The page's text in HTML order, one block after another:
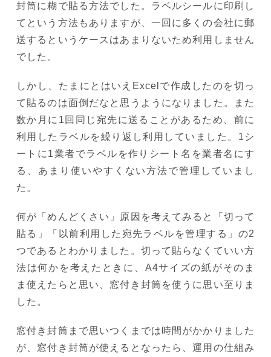
封筒に糊で貼る方法でした。ラベルシールに印刷し
てという方法もありますが、一回に多くの会社に郵
送するというケースはあまりないため利用しません
でした。
しかし、たまにとはいえExcelで作成したのを切っ
て貼るのは面倒だなと思うようになりました。また
数か月に1回同じ宛先に送ることがあるため、前に
利用したラベルを繰り返し利用していました。1シ
ートに1業者でラベルを作りシート名を業者名にす
る、あまり使いやすくない方法で管理していまし
た。
何が「めんどくさい」原因を考えてみると「切って
貼る」「以前利用した宛先ラベルを管理する」の2
つであるとわかりました。切って貼らなくていい方
法は何かを考えたときに、A4サイズの紙がそのま
ま使えたらと思い、窓付き封筒を使うに思い至りま
した。
窓付き封筒まで思いつくまでは時間がかかりました
が、窓付き封筒が使えるとなったら、運用の仕組み